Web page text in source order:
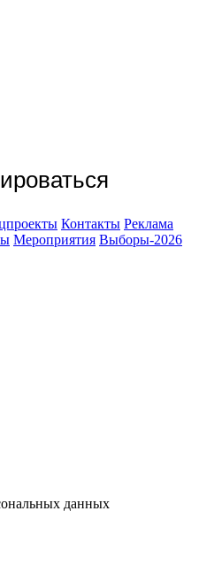
Контакты Реклама
Мероприятия Выборы-2026
данных